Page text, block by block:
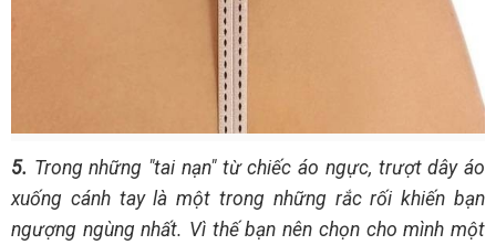
5. Trong những "tai nạn" từ chiếc áo ngực, trượt dây áo
xuống cánh tay là một trong những rắc rối khiến bạn
ngượng ngùng nhất. Vì thế bạn nên chọn cho mình một